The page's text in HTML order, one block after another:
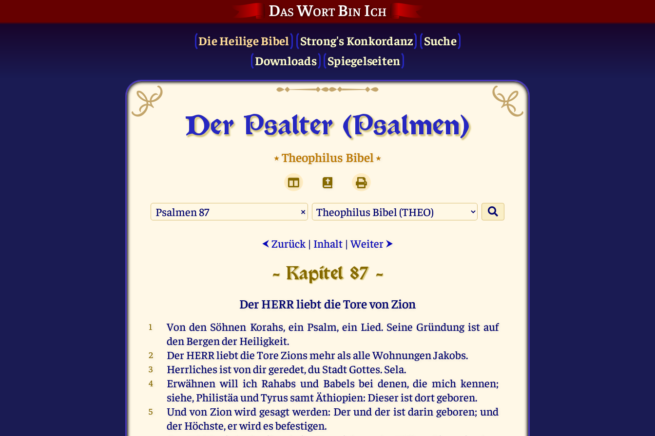
Das Wort Bin Ich
Die Heilige Bibel Strong's Konkordanz
Suche
Downloads
Spiegelseiten
Der Psalter (Psalmen)
⭑Theophilus Bibel⭑
×
⮜ Zurück | Inhalt |Weiter ⮞
- Kapitel 87 -
Der HERR liebt die Tore von Zion
1 Von den Söhnen Korahs, ein Psalm, ein Lied. Seine Gründung ist auf
den BergenderHeiligkeit.
2 DerHERRliebtdieToreZionsmehralsalleWohnungenJakobs.
3 Herrlichesistvondirgeredet,du StadtGottes.Sela.
4 Erwähnenwill ich Rahabs und Babels bei denen,die mich kennen;
siehe,PhilistäaundTyrussamtÄthiopien: Dieseristdortgeboren.
5 Und von Zion wird gesagt werden: Derund der istdarin geboren; und
derHöchste,erwirdesbefestigen.